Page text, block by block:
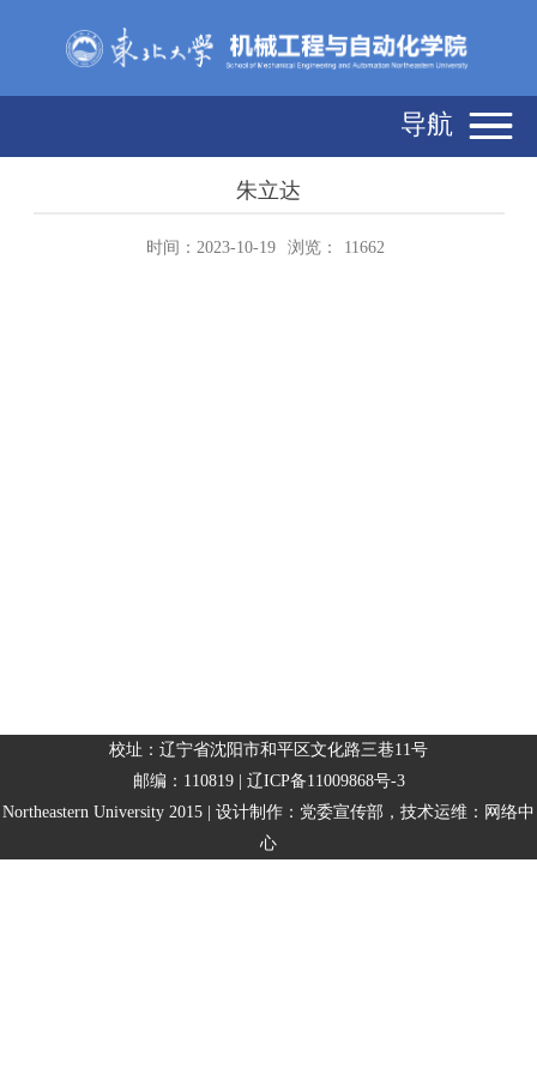
导航
朱立达
时间：2023-10-19 浏览： 11662
校址：辽宁省沈阳市和平区文化路三巷11号
邮编：110819 | 辽ICP备11009868号-3
Northeastern University 2015 | 设计制作：党委宣传部，技术运维：网络中
心